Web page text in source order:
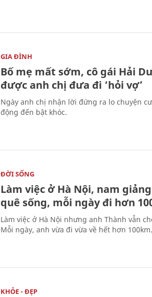
GIA ĐÌNH
Bố mẹ mất sớm, cô gái Hải
được anh chị đưa đi ‘hỏi vợ’
Ngày anh chị nhận lời đứng ra lo chuyện
động đến bật khóc.
ĐỜI SỐNG
Làm việc ở Hà Nội, nam
quê sống, mỗi ngày đi hơn
Làm việc ở Hà Nội nhưng anh Thành vẫn
Mỗi ngày, anh vừa đi vừa về hết hơn 100km.
KHỎE - ĐẸP